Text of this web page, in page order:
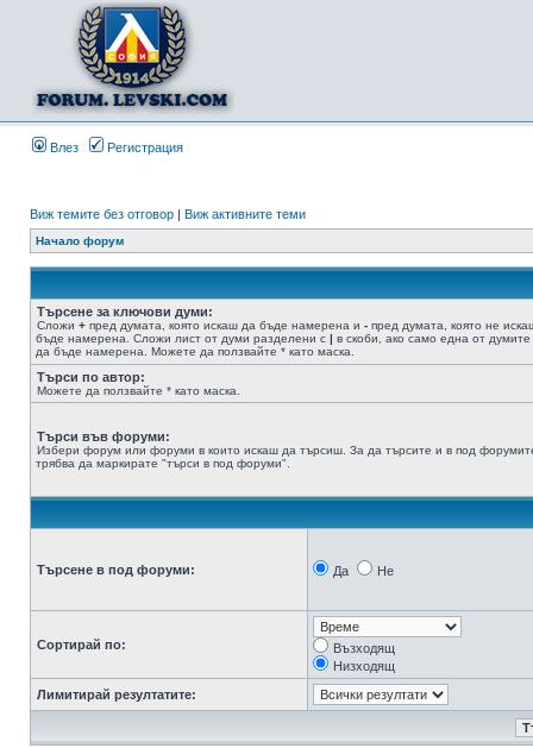
Влез Регистрация
Виж темите без отговор | Виж активните теми
Начало форум
Търсене за ключови думи:
Сложи + пред думата, която искаш да бъде намерена и - пред думата, която не
бъде намерена. Сложи лист от думи разделени с | в скоби, ако само една от думите
да бъде намерена. Можете да ползвайте * като маска.
Търси по автор:
Можете да ползвайте * като маска.
Търси във форуми:
Избери форум или форуми в които искаш да търсиш. За да търсите и в под
трябва да маркирате "търси в под форуми".
Търсене в под форуми: Да Не
Сортирай по:
Възходящ
Низходящ
Лимитирай резултатите: